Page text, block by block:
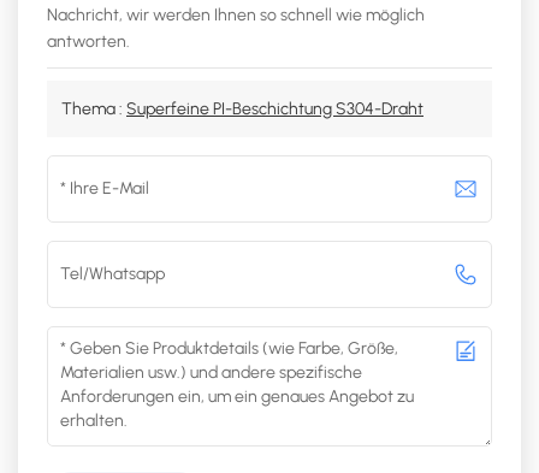
Nachricht, wir werden Ihnen so schnell wie möglich
antworten.
Thema : Superfeine PI-Beschichtung S304-Draht